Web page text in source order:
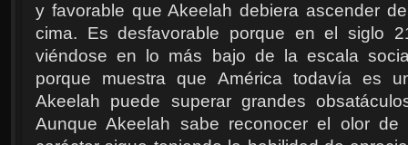
y favorable que Akeelah debiera ascender
cima. Es desfavorable porque en el siglo
viéndose en lo más bajo de la escala
porque muestra que América todavía es
Akeelah puede superar grandes
Aunque Akeelah sabe reconocer el olor